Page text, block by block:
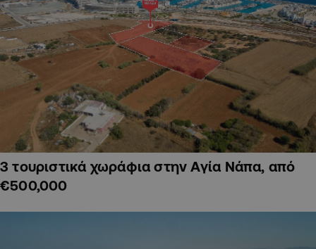
3 τουριστικά χωράφια στην Αγία Νάπα, από
€500,000